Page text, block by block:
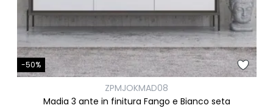
-50%
ZPMJOKMAD08
Madia 3 ante in finitura Fango e Bianco seta